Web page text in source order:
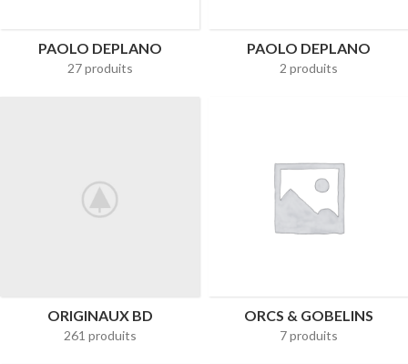
PAOLO DEPLANO
27 produits
PAOLO DEPLANO
2 produits
ORIGINAUX BD
261 produits
ORCS & GOBELINS
7 produits